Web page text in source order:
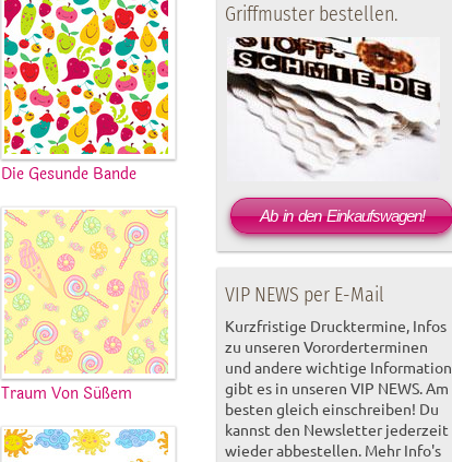
Die Gesunde Bande
Traum Von Süßem
Griffmuster bestellen.
Ab in den Einkaufswagen!
VIP NEWS per E-Mail
Kurzfristige Drucktermine, Infos
zu unseren Vororderterminen
und andere wichtige Information
gibt es in unseren VIP NEWS. Am
besten gleich einschreiben! Du
kannst den Newsletter jederzeit
wieder abbestellen. Mehr Info's